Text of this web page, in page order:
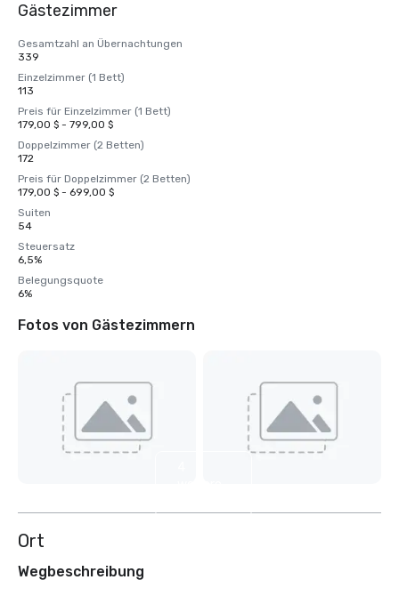
Gästezimmer
Gesamtzahl an Übernachtungen
339
Einzelzimmer (1 Bett)
113
Preis für Einzelzimmer (1 Bett)
179,00 $ - 799,00 $
Doppelzimmer (2 Betten)
172
Preis für Doppelzimmer (2 Betten)
179,00 $ - 699,00 $
Suiten
54
Steuersatz
6,5%
Belegungsquote
6%
Fotos von Gästezimmern
Ort
Wegbeschreibung